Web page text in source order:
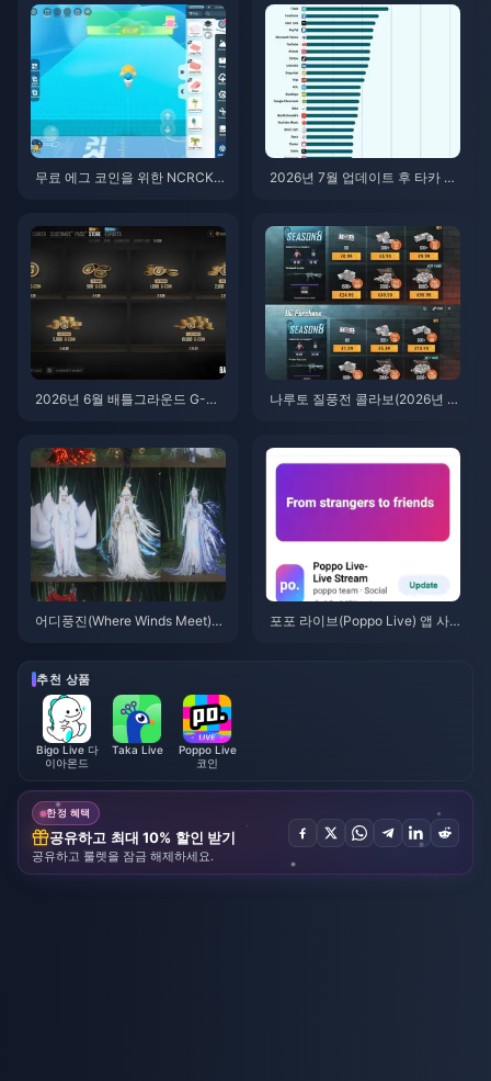
무료 에그 코인을 위한 NCRCKY
2026년 7월 업데이트 후 타카 라
2026년 6월 배틀그라운드 G-CO
나루토 질풍전 콜라보(2026년 7
팩 및 안전한 충전
어디풍진(Where Winds Meet)
포포 라이브(Poppo Live) 앱 사
추천 상품
Bigo Live 다
이아몬드
Taka Live
Poppo Live
코인
한정 혜택
공유하고 최대 10% 할인 받기
공유하고 룰렛을 잠금 해제하세요.